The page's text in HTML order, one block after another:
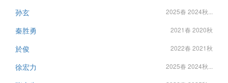
孙玄 2025春 2024秋...
秦胜勇 2021春 2020秋
於俊 2022春 2021秋
徐宏力 2025春 2024秋...